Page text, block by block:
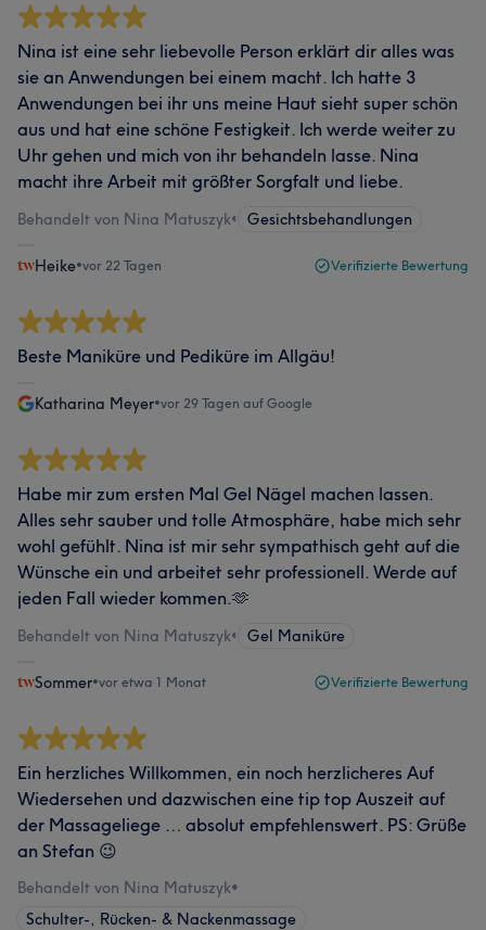
Nina ist eine sehr liebevolle Person erklärt dir alles was
sie an Anwendungen bei einem macht. Ich hatte 3
Anwendungen bei ihr uns meine Haut sieht super schön
aus und hat eine schöne Festigkeit. Ich werde weiter zu
Uhr gehen und mich von ihr behandeln lasse. Nina
macht ihre Arbeit mit größter Sorgfalt und liebe.
Behandelt von Nina Matuszyk• Gesichtsbehandlungen
Heike•vor 22 Tagen Verifizierte Bewertung
Beste Maniküre und Pediküre im Allgäu!
Katharina Meyer•vor 29 Tagen auf Google
Habe mir zum ersten Mal Gel Nägel machen lassen.
Alles sehr sauber und tolle Atmosphäre, habe mich sehr
wohl gefühlt. Nina ist mir sehr sympathisch geht auf die
Wünsche ein und arbeitet sehr professionell. Werde auf
jeden Fall wieder kommen.🫶
Behandelt von Nina Matuszyk• Gel Maniküre
Sommer•vor etwa 1 Monat Verifizierte Bewertung
Ein herzliches Willkommen, ein noch herzlicheres Auf
Wiedersehen und dazwischen eine tip top Auszeit auf
der Massageliege … absolut empfehlenswert. PS: Grüße
an Stefan 😉
Behandelt von Nina Matuszyk•
Schulter-, Rücken- & Nackenmassage